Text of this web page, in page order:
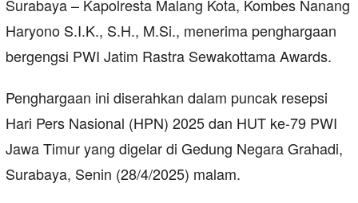
Surabaya – Kapolresta Malang Kota, Kombes Nanang
Haryono S.I.K., S.H., M.Si., menerima penghargaan
bergengsi PWI Jatim Rastra Sewakottama Awards.
Penghargaan ini diserahkan dalam puncak resepsi
Hari Pers Nasional (HPN) 2025 dan HUT ke-79 PWI
Jawa Timur yang digelar di Gedung Negara Grahadi,
Surabaya, Senin (28/4/2025) malam.